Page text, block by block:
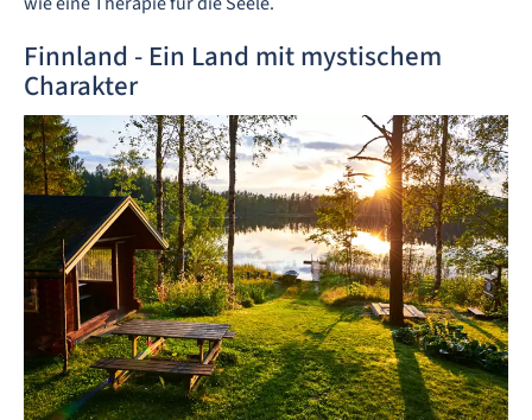
Finnland - Ein Land mit mystischem
Charakter